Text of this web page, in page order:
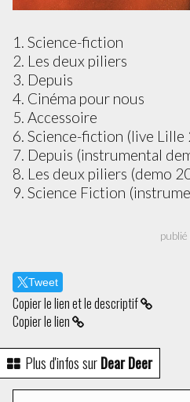
1. Science-fiction
2. Les deux piliers
3. Depuis
4. Cinéma pour nous
5. Accessoire
6. Science-fiction (live Lille
7. Depuis (instrumental
8. Les deux piliers (demo
9. Science Fiction
Tweet
Copier le lien et le descriptif
Copier le lien
Plus d'infos surDear Deer